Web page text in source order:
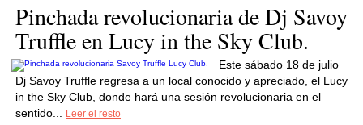
Pinchada revolucionaria de Dj Savoy
Truffle en Lucy in the Sky Club.
Este sábado 18 de julio
Dj Savoy Truffle regresa a un local conocido y apreciado, el Lucy
in the Sky Club, donde hará una sesión revolucionaria en el
sentido...
Leer el resto